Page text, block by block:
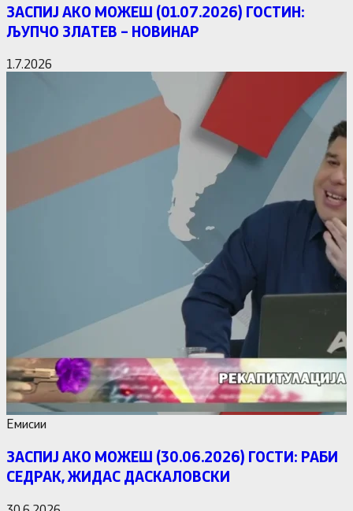
ЗАСПИЈ АКО МОЖЕШ (01.07.2026) ГОСТИН:
ЉУПЧО ЗЛАТЕВ – НОВИНАР
1.7.2026
Емисии
ЗАСПИЈ АКО МОЖЕШ (30.06.2026) ГОСТИ: РАБИ
СЕДРАК, ЖИДАС ДАСКАЛОВСКИ